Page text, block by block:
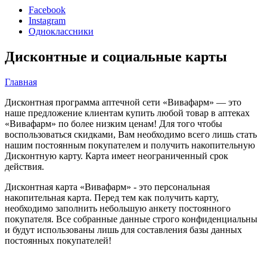
Facebook
Instagram
Одноклассники
Дисконтные и социальные карты
Главная
Дисконтная программа аптечной сети «Вивафарм» — это
наше предложение клиентам купить любой товар в аптеках
«Вивафарм» по более низким ценам! Для того чтобы
воспользоваться скидками, Вам необходимо всего лишь стать
нашим постоянным покупателем и получить накопительную
Дисконтную карту. Карта имеет неограниченный срок
действия.
Дисконтная карта «Вивафарм» - это персональная
накопительная карта. Перед тем как получить карту,
необходимо заполнить небольшую анкету постоянного
покупателя. Все собранные данные строго конфиденциальны
и будут использованы лишь для составления базы данных
постоянных покупателей!